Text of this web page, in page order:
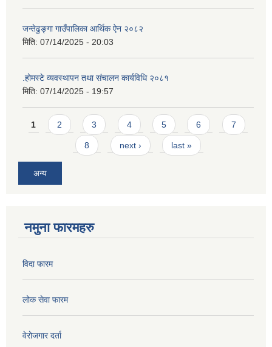
जन्तेढुङ्गा गाउँपालिका आर्थिक ऐन २०८२
मिति: 07/14/2025 - 20:03
.होमस्टे व्यवस्थापन तथा संचालन कार्यविधि २०८१
मिति: 07/14/2025 - 19:57
Pages
1 2 3 4 5 6 7
8 next › last »
अन्य
नमुना फारमहरु
विदा फारम
लोक सेवा फारम
वेरोजगार दर्ता